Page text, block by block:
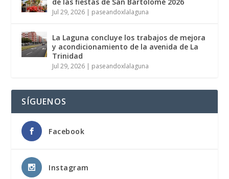
de las fiestas de San Bartolomé 2026
Jul 29, 2026 | paseandoxlalaguna
La Laguna concluye los trabajos de mejora
y acondicionamiento de la avenida de La
Trinidad
Jul 29, 2026 | paseandoxlalaguna
SÍGUENOS
Facebook
Instagram